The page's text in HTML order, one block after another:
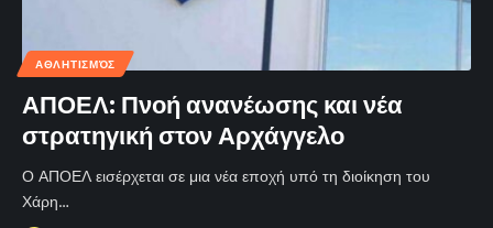
ΑΘΛΗΤΙΣΜΌΣ
ΑΠΟΕΛ: Πνοή ανανέωσης και νέα
στρατηγική στον Αρχάγγελο
Ο ΑΠΟΕΛ εισέρχεται σε μια νέα εποχή υπό τη διοίκηση του
Χάρη…